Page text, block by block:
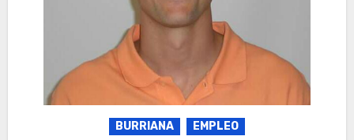
BURRIANA EMPLEO